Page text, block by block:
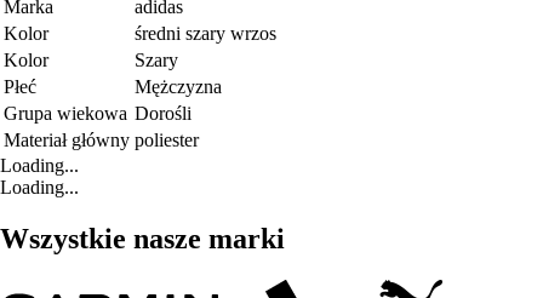
Marka
adidas
Kolor
średni szary wrzos
Kolor
Szary
Płeć
Mężczyzna
Grupa wiekowa Dorośli
Materiał główny poliester
Loading...
Loading...
Wszystkie nasze marki